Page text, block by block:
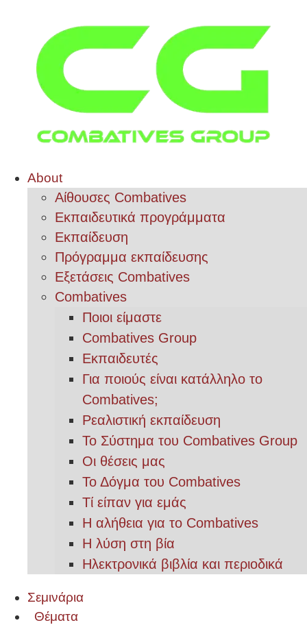
About
Αίθουσες Combatives
Εκπαιδευτικά προγράμματα
Εκπαίδευση
Πρόγραμμα εκπαίδευσης
Εξετάσεις Combatives
Combatives
Ποιοι είμαστε
Combatives Group
Εκπαιδευτές
Για ποιούς είναι κατάλληλο το
Combatives;
Ρεαλιστική εκπαίδευση
Το Σύστημα του Combatives Group
Οι θέσεις μας
Το Δόγμα του Combatives
Τί είπαν για εμάς
Η αλήθεια για το Combatives
Η λύση στη βία
Ηλεκτρονικά βιβλία και περιοδικά
Σεμινάρια
Θέματα